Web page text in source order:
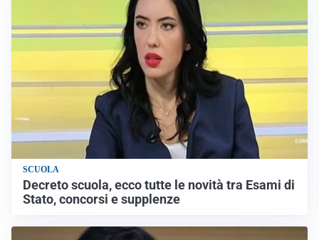
SCUOLA
Decreto scuola, ecco tutte le novità tra Esami di
Stato, concorsi e supplenze